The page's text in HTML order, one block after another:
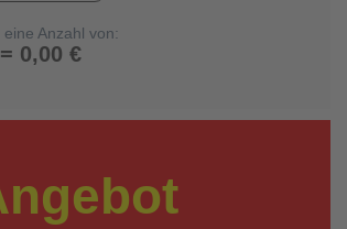
Anzahl von:
0,00 €